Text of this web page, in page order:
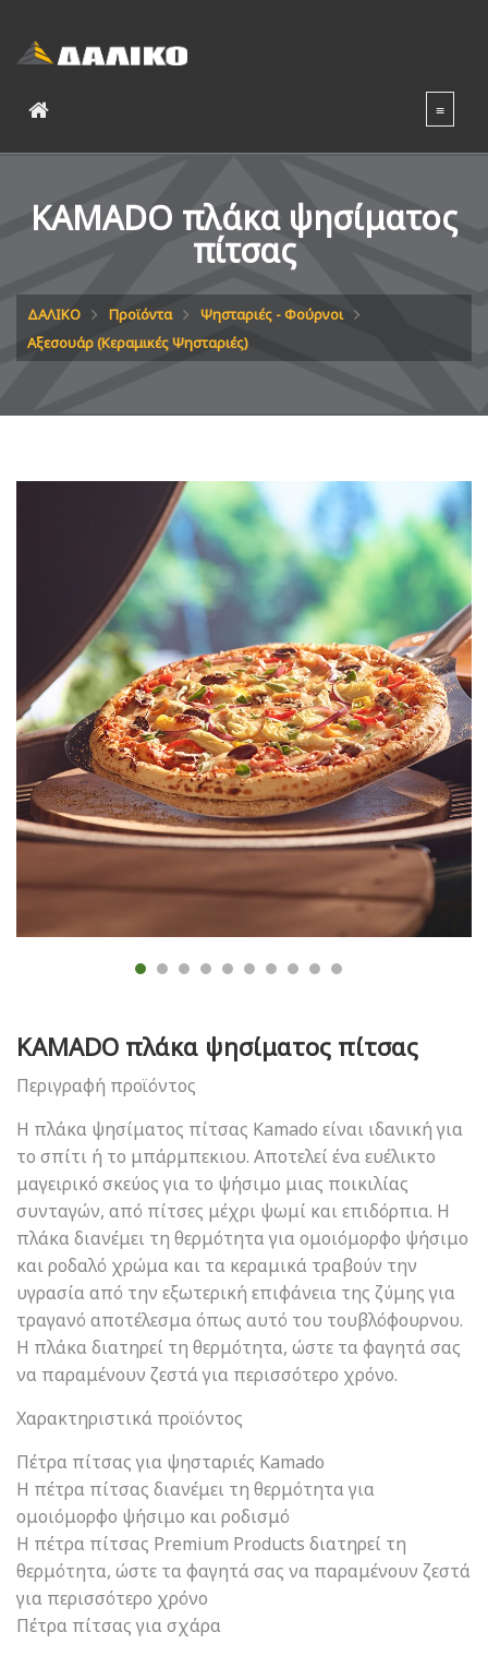
KAMADO πλάκα ψησίματος
πίτσας
ΔΑΛΙΚΟ Προϊόντα
Ψησταριές - Φούρνοι
Αξεσουάρ (Κεραμικές Ψησταριές)
KAMADO πλάκα ψησίματος πίτσας
Περιγραφή προϊόντος
Η πλάκα ψησίματος πίτσας Kamado είναι ιδανική για
το σπίτι ή το μπάρμπεκιου. Αποτελεί ένα ευέλικτο
μαγειρικό σκεύος για το ψήσιμο μιας ποικιλίας
συνταγών, από πίτσες μέχρι ψωμί και επιδόρπια. Η
πλάκα διανέμει τη θερμότητα για ομοιόμορφο ψήσιμο
και ροδαλό χρώμα και τα κεραμικά τραβούν την
υγρασία από την εξωτερική επιφάνεια της ζύμης για
τραγανό αποτέλεσμα όπως αυτό του τουβλόφουρνου.
Η πλάκα διατηρεί τη θερμότητα, ώστε τα φαγητά σας
να παραμένουν ζεστά για περισσότερο χρόνο.
Χαρακτηριστικά προϊόντος
Πέτρα πίτσας για ψησταριές Kamado
Η πέτρα πίτσας διανέμει τη θερμότητα για
ομοιόμορφο ψήσιμο και ροδισμό
Η πέτρα πίτσας Premium Products διατηρεί τη
θερμότητα, ώστε τα φαγητά σας να παραμένουν ζεστά
για περισσότερο χρόνο
Πέτρα πίτσας για σχάρα